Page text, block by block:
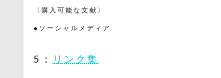
〈購入可能な文献〉
●ソーシャルメディア
5： リンク集